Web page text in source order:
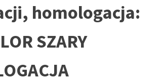
homologacja:
SZARY